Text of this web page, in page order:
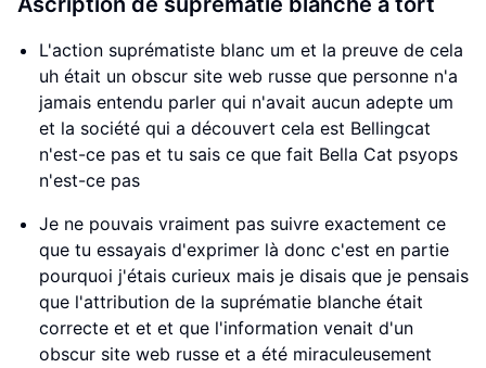
L'action suprématiste blanc um et la preuve de cela
uh était un obscur site web russe que personne n'a
jamais entendu parler qui n'avait aucun adepte um
et la société qui a découvert cela est Bellingcat
n'est-ce pas et tu sais ce que fait Bella Cat psyops
n'est-ce pas
Je ne pouvais vraiment pas suivre exactement ce
que tu essayais d'exprimer là donc c'est en partie
pourquoi j'étais curieux mais je disais que je pensais
que l'attribution de la suprématie blanche était
correcte et et et que l'information venait d'un
obscur site web russe et a été miraculeusement